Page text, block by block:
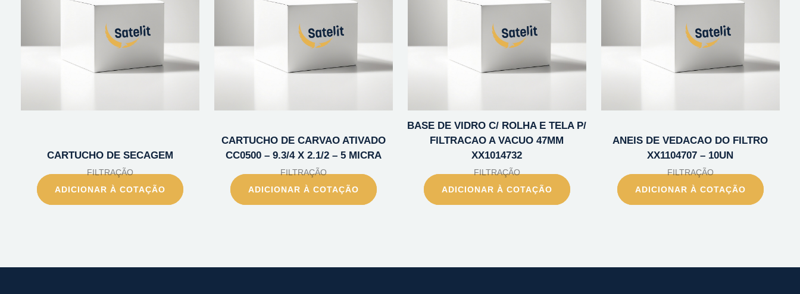
CARTUCHO DE SECAGEM
FILTRAÇÃO
ADICIONAR À COTAÇÃO
CARTUCHO DE CARVAO ATIVADO
CC0500 – 9.3/4 X 2.1/2 – 5 MICRA
FILTRAÇÃO
ADICIONAR À COTAÇÃO
BASE DE VIDRO C/ ROLHA E TELA P/
FILTRACAO A VACUO 47MM
XX1014732
FILTRAÇÃO
ADICIONAR À COTAÇÃO
ANEIS DE VEDACAO DO FILTRO
XX1104707 – 10UN
FILTRAÇÃO
ADICIONAR À COTAÇÃO